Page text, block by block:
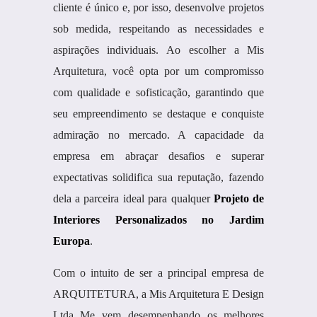
cliente é único e, por isso, desenvolve projetos
sob medida, respeitando as necessidades e
aspirações individuais. Ao escolher a Mis
Arquitetura, você opta por um compromisso
com qualidade e sofisticação, garantindo que
seu empreendimento se destaque e conquiste
admiração no mercado. A capacidade da
empresa em abraçar desafios e superar
expectativas solidifica sua reputação, fazendo
dela a parceira ideal para qualquer Projeto de
Interiores Personalizados no Jardim
Europa.
Com o intuito de ser a principal empresa de
ARQUITETURA, a Mis Arquitetura E Design